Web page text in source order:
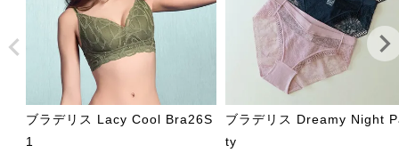
ブラデリス Lacy Cool Bra26S
1
ブラデリス Dreamy Night
ty